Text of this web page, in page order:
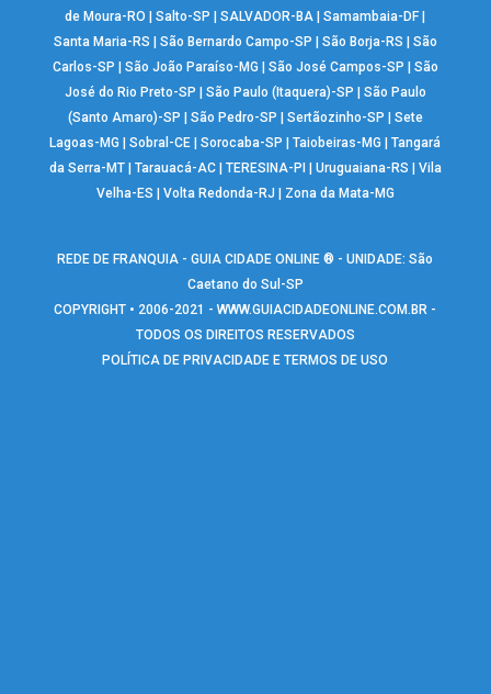
de Moura-RO
|Salto-SP |SALVADOR-BA |Samambaia-DF
Santa Maria-RS
São Bernardo Campo-SP São Borja-RS
São
Carlos-SP
São João Paraíso-MG São José Campos-SP
São
José do Rio Preto-SP
São Paulo (Itaquera)-SP
São Paulo
(Santo Amaro)-SP
São Pedro-SP Sertãozinho-SP
Sete
Lagoas-MG
|Sobral-CE |Sorocaba-SP |Taiobeiras-MG |Tangará
da Serra-MT| Tarauacá-AC| TERESINA-PI Uruguaiana-RS
Vila
Velha-ES
Volta Redonda-RJ Zona da Mata-MG
REDE DE FRANQUIA - GUIA CIDADE ONLINE ® - UNIDADE: São
Caetano do Sul-SP
COPYRIGHT • 2006-2021 -WWW.GUIACIDADEONLINE.COM.BR -
TODOS OS DIREITOS RESERVADOS
POLÍTICA DE PRIVACIDADE E TERMOS DE USO